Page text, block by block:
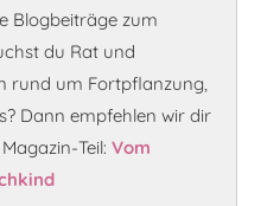
Blogbeiträge zum
du Rat und
rund um Fortpflanzung,
Dann empfehlen wir dir
Teil:Vom